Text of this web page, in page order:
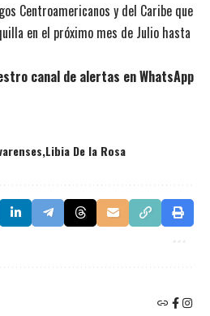
Centroamericanos y del Caribe que
en el próximo mes de Julio hasta
canal de alertas en WhatsApp
Libia De la Rosa